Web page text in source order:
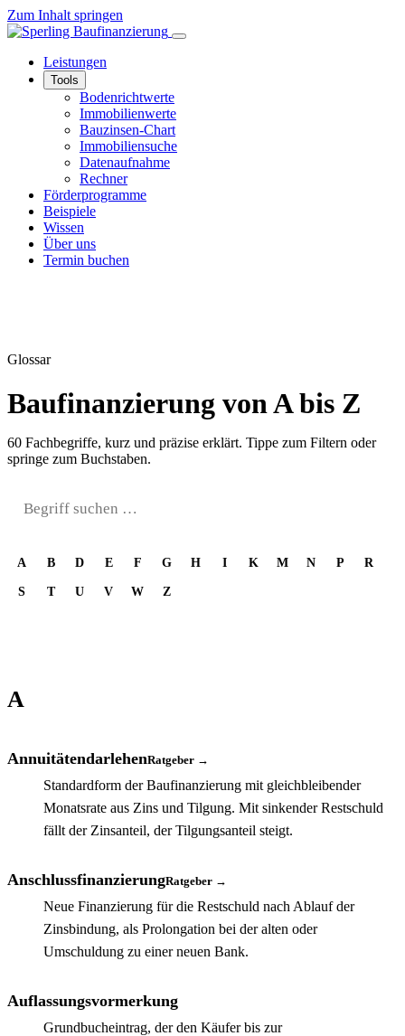
Zum Inhalt springen
Leistungen
Tools
Bodenrichtwerte
Immobilienwerte
Bauzinsen-Chart
Immobiliensuche
Datenaufnahme
Rechner
Förderprogramme
Beispiele
Wissen
Über uns
Termin buchen
Glossar
Baufinanzierung von A bis Z
60 Fachbegriffe, kurz und präzise erklärt. Tippe zum Filtern oder
springe zum Buchstaben.
A B D E F G H I K M N P R
S T U V W Z
A
AnnuitätendarlehenRatgeber →
Standardform der Baufinanzierung mit gleichbleibender
Monatsrate aus Zins und Tilgung. Mit sinkender Restschuld
fällt der Zinsanteil, der Tilgungsanteil steigt.
AnschlussfinanzierungRatgeber →
Neue Finanzierung für die Restschuld nach Ablauf der
Zinsbindung, als Prolongation bei der alten oder
Umschuldung zu einer neuen Bank.
Auflassungsvormerkung
Grundbucheintrag, der den Käufer bis zur